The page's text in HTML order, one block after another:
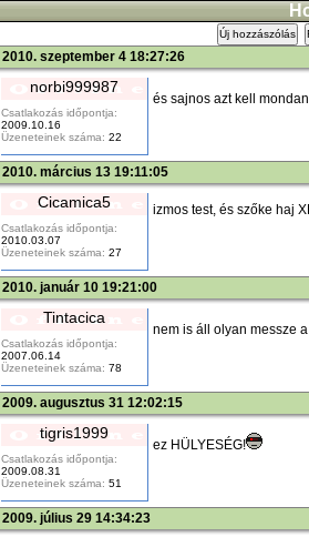
Új hozzászólás
2010. szeptember 4 18:27:26
norbi999987
Csatlakozás időpontja:
2009.10.16
Üzeneteinek száma: 22
és sajnos azt kell
2010. március 13 19:11:05
Cicamica5
Csatlakozás időpontja:
2010.03.07
Üzeneteinek száma: 27
izmos test, és szőke haj
2010. január 10 19:21:00
Tintacica
Csatlakozás időpontja:
2007.06.14
Üzeneteinek száma: 78
nem is áll olyan messze
2009. augusztus 31 12:02:15
tigris1999
Csatlakozás időpontja:
2009.08.31
Üzeneteinek száma: 51
ez HÜLYESÉG!
2009. július 29 14:34:23